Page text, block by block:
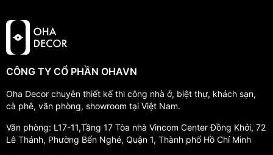
CÔNG TY CỔ PHẦN OHAVN
Oha Decor chuyên thiết kế thi công nhà ở, biệt thự, khách sạn,
cà phê, văn phòng, showroom tại Việt Nam.
Văn phòng: L17-11,Tầng 17 Tòa nhà Vincom Center Đồng Khởi, 72
Lê Thánh, Phường Bến Nghé, Quận 1, Thành phố Hồ Chí Minh